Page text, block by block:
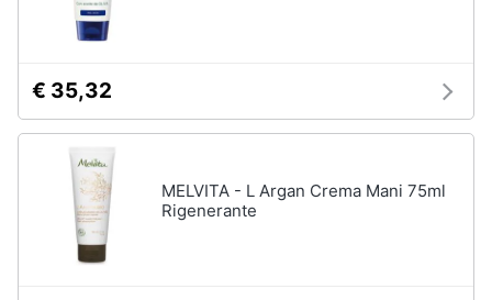
€ 35,32
MELVITA - L Argan Crema Mani 75ml
Rigenerante